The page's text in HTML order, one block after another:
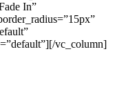
In”
vc_column]